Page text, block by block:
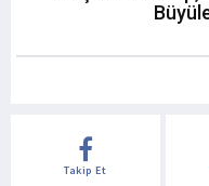
Takip Et